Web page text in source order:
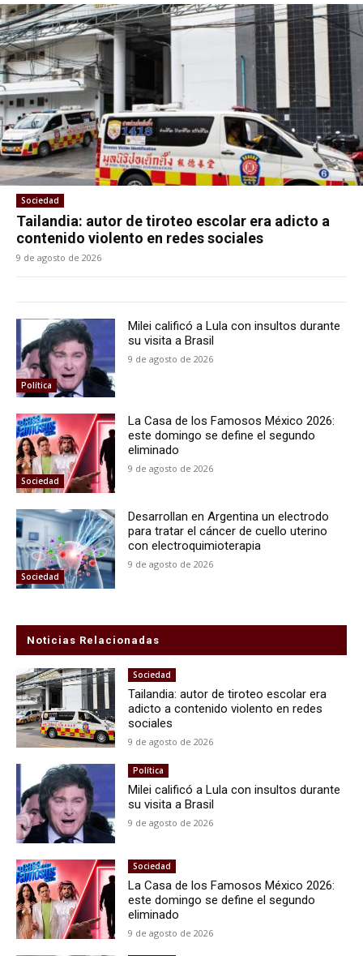
Sociedad
Tailandia: autor de tiroteo escolar era adicto a
contenido violento en redes sociales
9 de agosto de 2026
Política
Milei calificó a Lula con insultos durante
su visita a Brasil
9 de agosto de 2026
Sociedad
La Casa de los Famosos México 2026:
este domingo se define el segundo
eliminado
9 de agosto de 2026
Sociedad
Desarrollan en Argentina un electrodo
para tratar el cáncer de cuello uterino
con electroquimioterapia
9 de agosto de 2026
Noticias Relacionadas
Sociedad
Tailandia: autor de tiroteo escolar era
adicto a contenido violento en redes
sociales
9 de agosto de 2026
Política
Milei calificó a Lula con insultos durante
su visita a Brasil
9 de agosto de 2026
Sociedad
La Casa de los Famosos México 2026:
este domingo se define el segundo
eliminado
9 de agosto de 2026